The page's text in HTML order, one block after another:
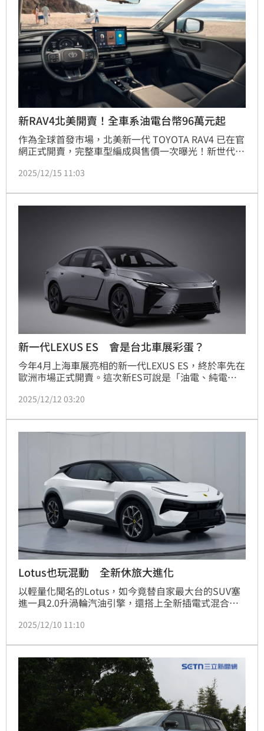
新RAV4北美開賣！全車系油電台幣96萬元起
作為全球首發市場，北美新一代 TOYOTA RAV4 已在官
網正式開賣，完整車型編成與售價一次曝光！新世代
PHEV 插電式油電兩種動力，不再販售純汽油版本，入
2025/12/15 11:03
新一代LEXUS ES 會是台北車展彩蛋？
今年4月上海車展亮相的新一代LEXUS ES，終於率先在
歐洲市場正式開賣。這次新ES可說是「油電、純電一
500e 兩款純電動力，當地售價約從新台幣221萬起
2025/12/12 03:20
Lotus也玩混動 全新休旅大進化
以輕量化聞名的Lotus，如今竟替自家最大台的SUV塞
進一具2.0升渦輪汽油引擎，還搭上全新插電式混合動
新車型名為「For Me」。
2025/12/10 11:10